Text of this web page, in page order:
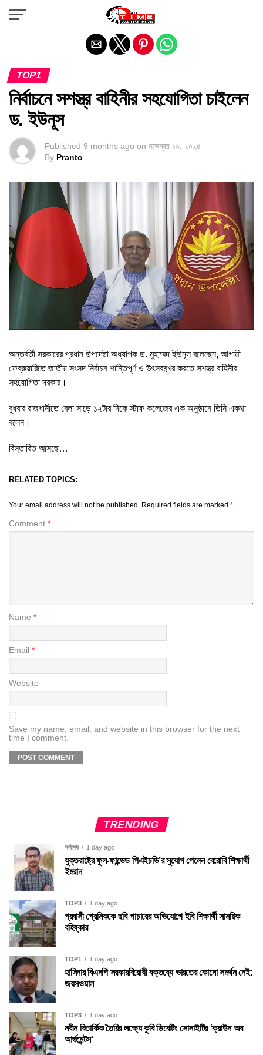
TOP1
নির্বাচনে সশস্ত্র বাহিনীর সহযোগিতা চাইলেন
ড. ইউনূস
Published 9 months ago on নভেম্বর ১৯, ২০২৫
By Pranto
অন্তর্বর্তী সরকারের প্রধান উপদেষ্টা অধ্যাপক ড. মুহাম্মদ ইউনূস বলেছেন, আগামী
ফেব্রুয়ারিতে জাতীয় সংসদ নির্বাচন শান্তিপূর্ণ ও উৎসবমূখর করতে সশস্ত্র বাহিনীর
সহযোগিতা দরকার।
বুধবার রাজধানীতে বেলা সাড়ে ১২টার দিকে স্টাফ কলেজের এক অনুষ্ঠানে তিনি একথা
বলেন।
বিস্তারিত আসছে…
RELATED TOPICS:
Your email address will not be published. Required fields are marked *
Comment *
Name *
Email *
Website
Save my name, email, and website in this browser for the next
time I comment.
TRENDING
সর্বশেষ 1 day ago
যুক্তরাষ্ট্রে ফুল-ফান্ডেড পিএইচডি’র সুযোগ পেলেন বেরোবি শিক্ষার্থী
ইমরান
TOP3 1 day ago
প্রবাসী প্রেমিককে ছবি পাচারের অভিযোগে ইবি শিক্ষার্থী সাময়িক
বহিষ্কার
TOP1 1 day ago
হাসিনার বিএনপি সরকারবিরোধী বক্তব্যে ভারতের কোনো সমর্থন নেই:
জয়সওয়াল
TOP3 1 day ago
নবীন বিতার্কিক তৈরির লক্ষ্যে কুবি ডিবেটিং সোসাইটির ‘ক্রাউন অব
আর্গুমেন্টস’
Exit mobile version